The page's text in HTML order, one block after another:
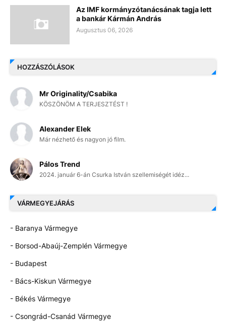
Az IMF kormányzótanácsának tagja lett
a bankár Kármán András
Augusztus 06, 2026
HOZZÁSZÓLÁSOK
Mr Originality/Csabika
KÖSZÖNÖM A TERJESZTÉST !
Alexander Elek
Már nézhető és nagyon jó film.
Pálos Trend
2024. január 6-án Csurka István szellemiségét idéz...
VÁRMEGYEJÁRÁS
- Baranya Vármegye
- Borsod-Abaúj-Zemplén Vármegye
- Budapest
- Bács-Kiskun Vármegye
- Békés Vármegye
- Csongrád-Csanád Vármegye